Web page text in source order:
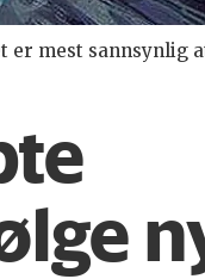
mest sannsynlig